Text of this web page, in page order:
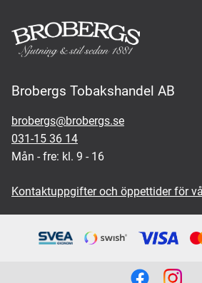
Brobergs Tobakshandel AB
brobergs@brobergs.se
031-15 36 14
Mån - fre: kl. 9 - 16
Kontaktuppgifter och öppettider för